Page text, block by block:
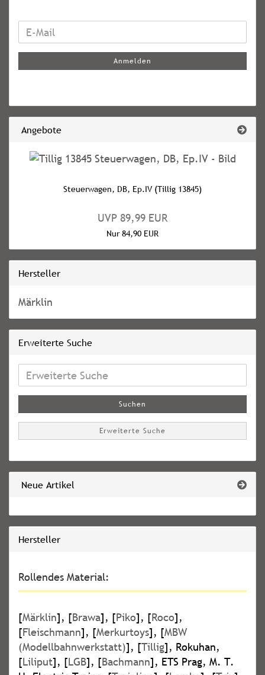
WEITER
ZUR
ANMELDUNG
E-
Anmelden
Angebote
Steuerwagen, DB, Ep.IV (Tillig 13845)
UVP 89,99 EUR
Nur 84,90 EUR
Hersteller
Märklin
Erweiterte Suche
Erweiterte
Suche
Suchen
Erweiterte Suche
Neue Artikel
Hersteller
Rollendes Material:
[Märklin], [Brawa], [Piko], [Roco],
[Fleischmann], [Merkurtoys], [MBW
(Modellbahnwerkstatt)], [Tillig], Rokuhan,
[Liliput], [LGB], [Bachmann], ETS Prag, M. T.